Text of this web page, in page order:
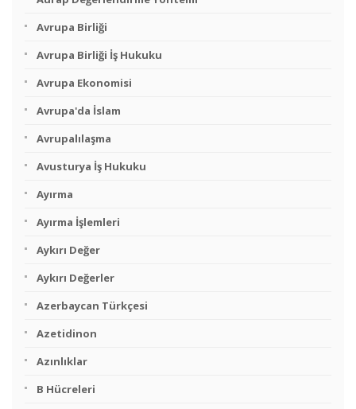
Avrupa Birliği
Avrupa Birliği İş Hukuku
Avrupa Ekonomisi
Avrupa'da İslam
Avrupalılaşma
Avusturya İş Hukuku
Ayırma
Ayırma İşlemleri
Aykırı Değer
Aykırı Değerler
Azerbaycan Türkçesi
Azetidinon
Azınlıklar
B Hücreleri